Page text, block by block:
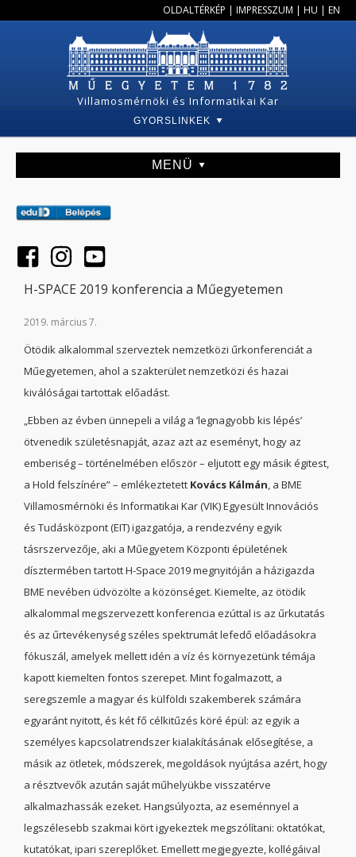
OLDALTÉRKÉP | IMPRESSZUM | HU | EN
Villamosmérnöki és Informatikai Kar
GYORSLINKEK
MENÜ
H-SPACE 2019 konferencia a Műegyetemen
2019. március 7.
Ötödik alkalommal szerveztek nemzetközi űrkonferenciát a
Műegyetemen, ahol a szakterület nemzetközi és hazai
kiválóságai tartottak előadást.
„Ebben az évben ünnepeli a világ a ’legnagyobb kis lépés’
ötvenedik születésnapját, azaz azt az eseményt, hogy az
emberiség – történelmében először – eljutott egy másik égitest,
a Hold felszínére” – emlékeztetett Kovács Kálmán, a BME
Villamosmérnöki és Informatikai Kar (VIK) Egyesült Innovációs
és Tudásközpont (EIT) igazgatója, a rendezvény egyik
tásrszervezője, aki a Műegyetem Központi épületének
dísztermében tartott H-Space 2019 megnyitóján a házigazda
BME nevében üdvözölte a közönséget. Kiemelte, az ötödik
alkalommal megszervezett konferencia ezúttal is az űrkutatás
és az űrtevékenység széles spektrumát lefedő előadásokra
fókuszál, amelyek mellett idén a víz és környezetünk témája
kapott kiemelten fontos szerepet. Mint fogalmazott, a
seregszemle a magyar és külföldi szakemberek számára
egyaránt nyitott, és két fő célkitűzés köré épül: az egyik a
személyes kapcsolatrendszer kialakításának elősegítése, a
másik az ötletek, módszerek, megoldások nyújtása azért, hogy
a résztvevők azután saját műhelyükbe visszatérve
alkalmazhassák ezeket. Hangsúlyozta, az eseménnyel a
legszélesebb szakmai kört igyekeztek megszólítani: oktatókat,
kutatókat, ipari szereplőket. Emellett megjegyezte, kollégáival